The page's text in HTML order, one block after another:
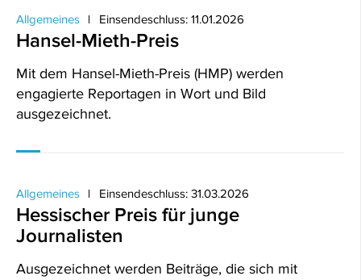
Allgemeines Einsendeschluss: 11.01.2026
Hansel-Mieth-Preis
Mit dem Hansel-Mieth-Preis (HMP) werden
engagierte Reportagen in Wort und Bild
ausgezeichnet.
Allgemeines Einsendeschluss: 31.03.2026
Hessischer Preis für junge
Journalisten
Ausgezeichnet werden Beiträge, die sich mit